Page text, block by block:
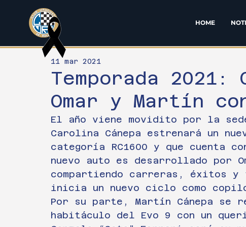
HOME
Temporada 2021:
Omar y Martín
11 mar 2021
El año viene movidito por la
Carolina Cánepa estrenará un
categoría RC1600 y que cuenta
nuevo auto es desarrollado por
compartiendo carreras, éxitos
inicia un nuevo ciclo como
Por su parte, Martín Cánepa se
habitáculo del Evo 9 con un